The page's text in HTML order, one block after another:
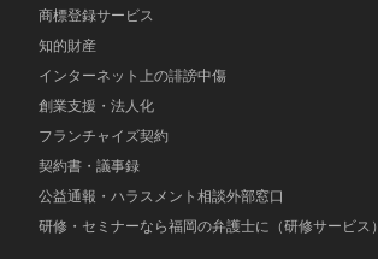
商標登録サービス
知的財産
インターネット上の誹謗中傷
創業支援・法人化
フランチャイズ契約
契約書・議事録
公益通報・ハラスメント相談外部窓口
研修・セミナーなら福岡の弁護士に（研修サービス）